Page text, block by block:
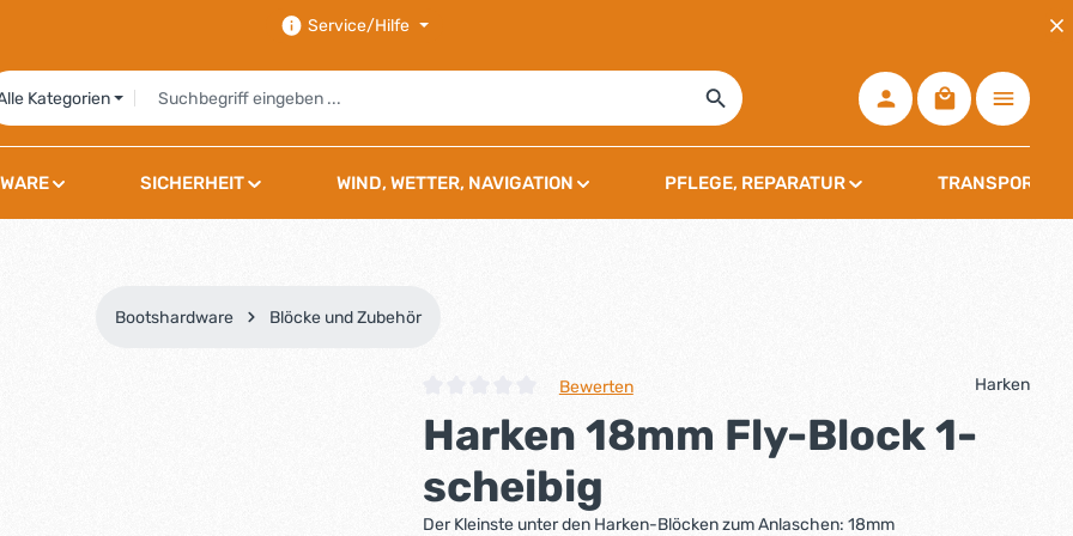
Service/Hilfe
Kategorien
Warenkorb
SICHERHEIT WIND, WETTER, NAVIGATION PFLEGE, REPARATUR TRANSPORT,
Bootshardware Blöcke und Zubehör
Bewerten Harken
Harken 18mm Fly-Block 1-
scheibig
Der Kleinste unter den Harken-Blöcken zum Anlaschen: 18mm